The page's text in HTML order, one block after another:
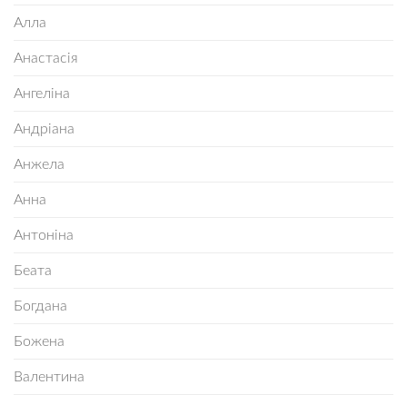
Алла
Анастасія
Ангеліна
Андріана
Анжела
Анна
Антоніна
Беата
Богдана
Божена
Валентина